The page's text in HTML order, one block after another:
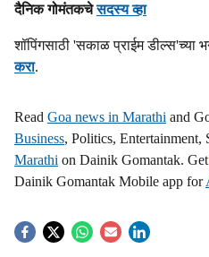
दैनिक गोमंतकचेसदस्य व्हा
शॉपिंगसाठी 'सकाळ प्राईम डील्स'च्या
करा.
Read Goa news in Marathi and
Business, Politics, Entertainment,
Marathi on Dainik Gomantak. Get
Dainik Gomantak Mobile app for